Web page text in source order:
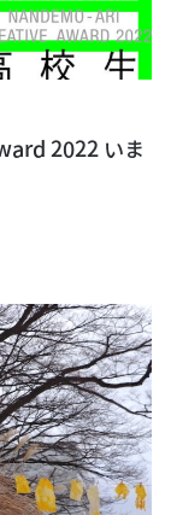
2022 いま